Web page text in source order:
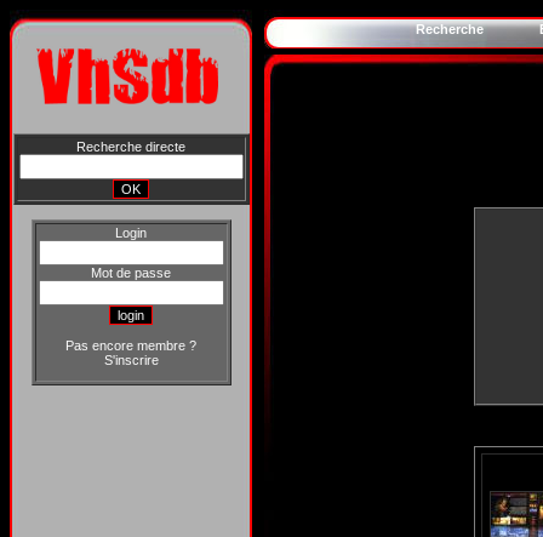
Recherche directe
Login
Mot de passe
Pas encore membre ?
S'inscrire
Recherche